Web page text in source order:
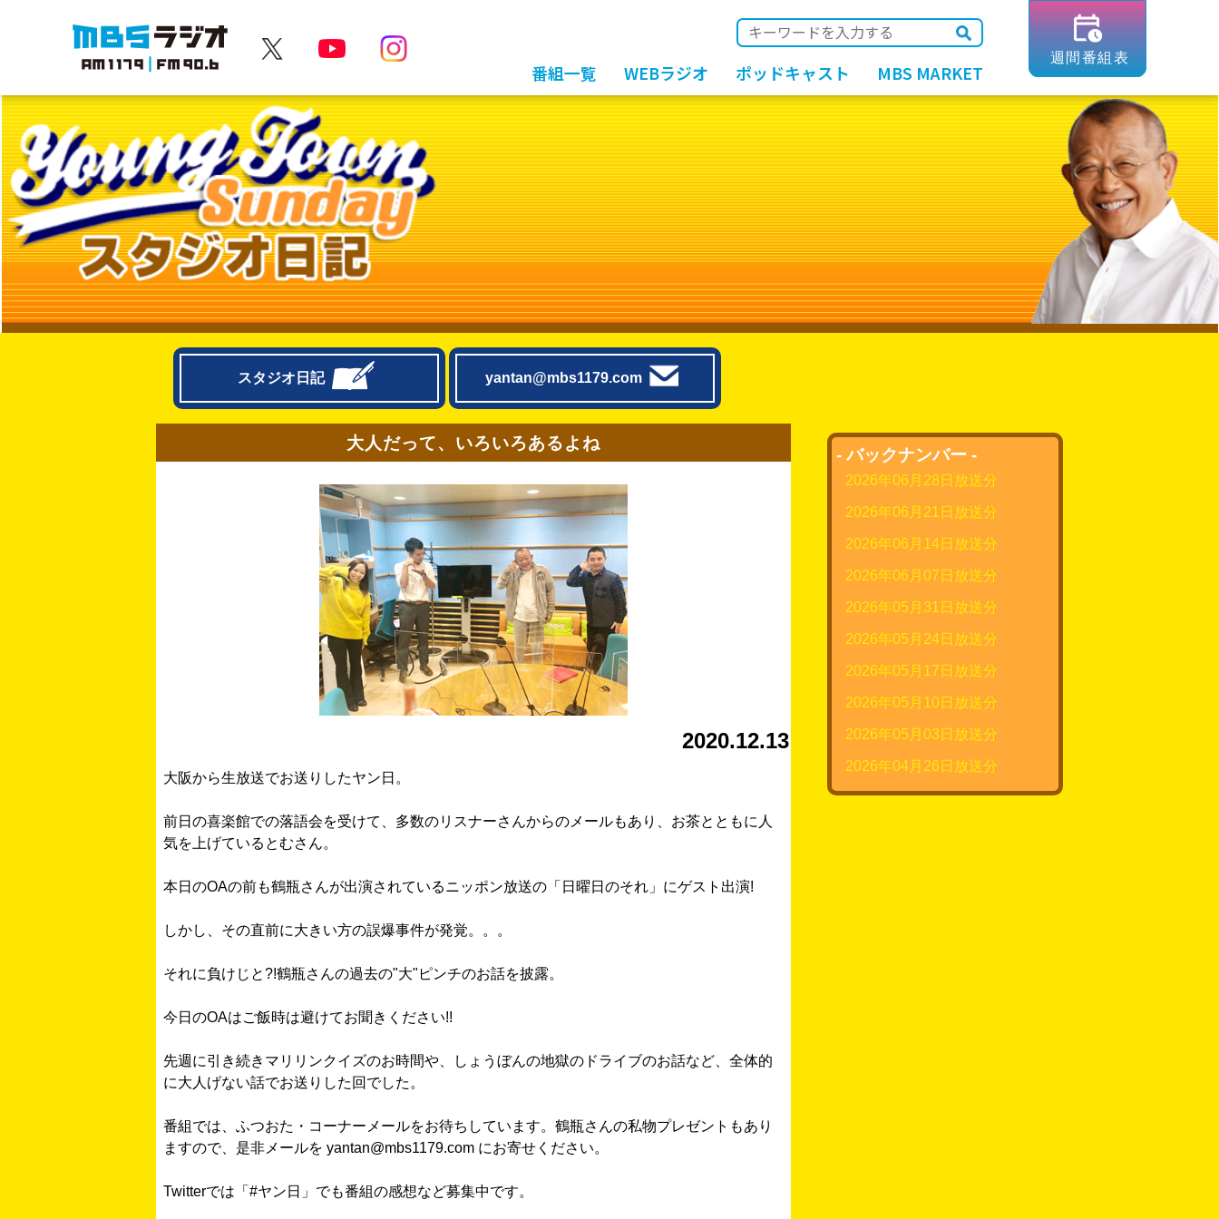
MBSラジオ 1179|FM90.6 番組一覧 WEBラジオ ポッドキャスト MBS MARKET
スタジオ日記 yantan@mbs1179.com
大人だって、いろいろあるよね
2020.12.13
大阪から生放送でお送りしたヤン日。
前日の喜楽館での落語会を受けて、多数のリスナーさんからのメールもあり、お茶とともに人
気を上げているとむさん。
本日のOAの前も鶴瓶さんが出演されているニッポン放送の「日曜日のそれ」にゲスト出演!
しかし、その直前に大きい方の誤爆事件が発覚。。。
それに負けじと?!鶴瓶さんの過去の"大"ピンチのお話を披露。
今日のOAはご飯時は避けてお聞きください!!
先週に引き続きマリリンクイズのお時間や、しょうぼんの地獄のドライブのお話など、全体的
に大人げない話でお送りした回でした。
番組では、ふつおた・コーナーメールをお待ちしています。鶴瓶さんの私物プレゼントもあり
ますので、是非メールを yantan@mbs1179.com にお寄せください。
Twitterでは「#ヤン日」でも番組の感想など募集中です。
- バックナンバー -
2026年06月28日放送分
2026年06月21日放送分
2026年06月14日放送分
2026年06月07日放送分
2026年05月31日放送分
2026年05月24日放送分
2026年05月17日放送分
2026年05月10日放送分
2026年05月03日放送分
2026年04月26日放送分